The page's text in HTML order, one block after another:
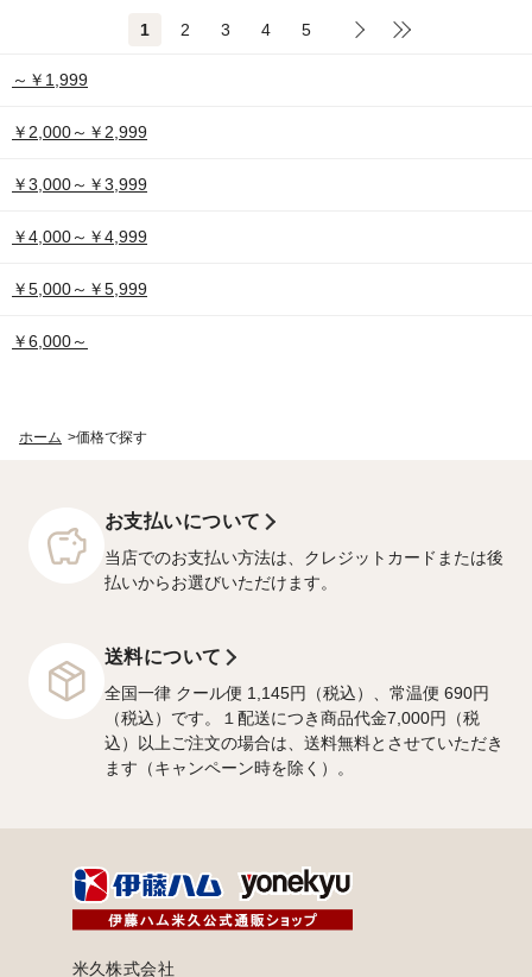
1 2 3 4 5
～￥1,999
￥2,000～￥2,999
￥3,000～￥3,999
￥4,000～￥4,999
￥5,000～￥5,999
￥6,000～
ホーム >価格で探す
お支払いについて
当店でのお支払い方法は、クレジットカードまたは後
払いからお選びいただけます。
送料について
全国一律 クール便 1,145円（税込）、常温便 690円
（税込）です。１配送につき商品代金7,000円（税
込）以上ご注文の場合は、送料無料とさせていただき
ます（キャンペーン時を除く）。
米久株式会社